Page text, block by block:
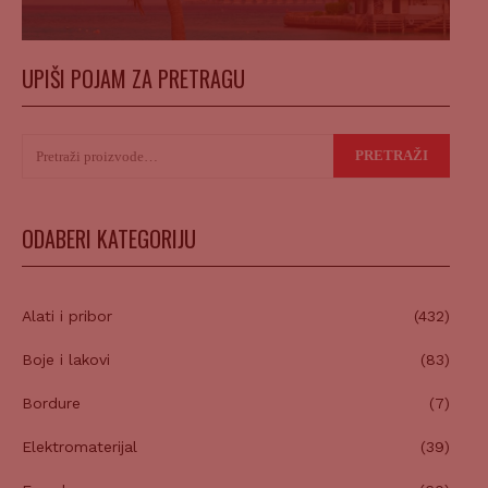
UPIŠI POJAM ZA PRETRAGU
PRETRAŽI
ODABERI KATEGORIJU
Alati i pribor (432)
Boje i lakovi (83)
Bordure (7)
Elektromaterijal (39)